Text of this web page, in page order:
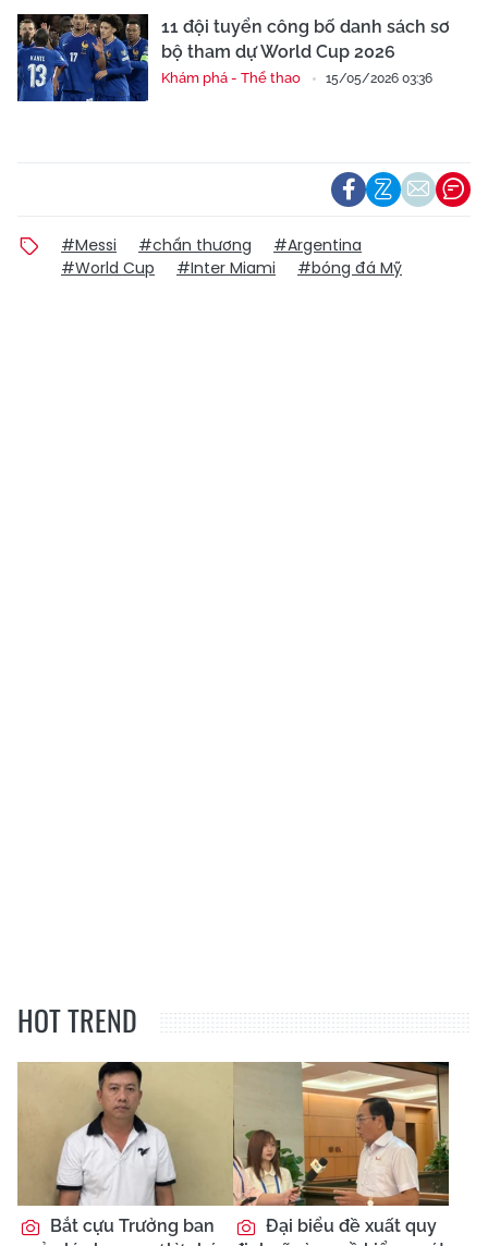
11 đội tuyển công bố danh sách sơ
bộ tham dự World Cup 2026
Khám phá - Thể thao 15/05/2026 03:36
#Messi #chấn thương
#Argentina
#World Cup
#Inter Miami #bóng đá Mỹ
HOT TREND
Bắt cựu Trưởng ban
Đại biểu đề xuất quy